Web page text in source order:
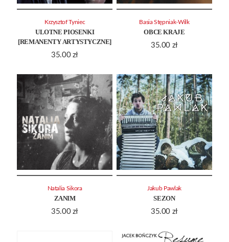
ULOTNE PIOSENKI
[REMANENTY ARTYSTYCZNE]
35.00 zł
Krzysztof Tyniec
OBCE KRAJE
35.00 zł
Basia Stępniak-Wilk
ZANIM
35.00 zł
Natalia Sikora
SEZON
35.00 zł
Jakub Pawlak